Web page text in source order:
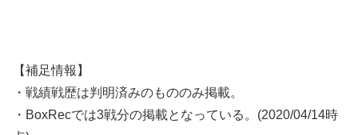
【補足情報】
・戦績戦歴は判明済みのもののみ掲載。
・BoxRecでは3戦分の掲載となっている。(2020/04/14時